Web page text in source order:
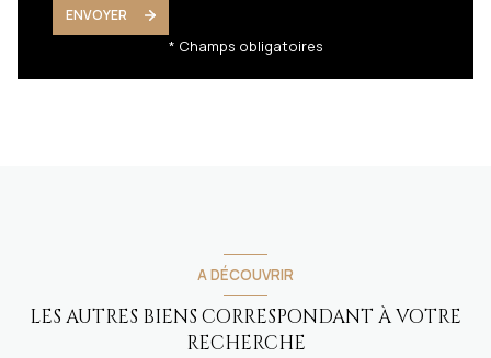
ENVOYER
* Champs obligatoires
A DÉCOUVRIR
LES AUTRES BIENS CORRESPONDANT À VOTRE
RECHERCHE